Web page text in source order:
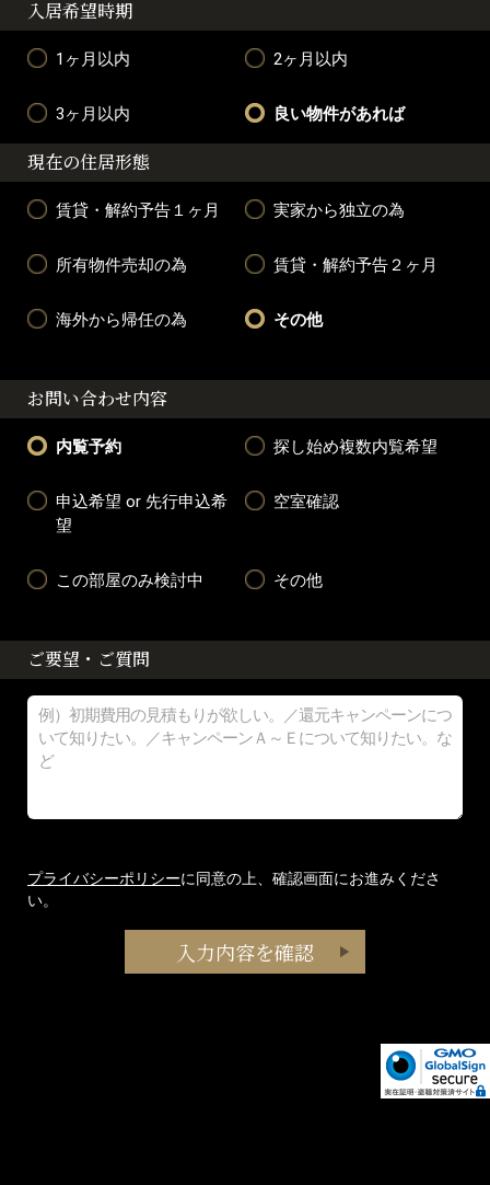
入居希望時期
1ヶ月以内 2ヶ月以内
3ヶ月以内 良い物件があれば
現在の住居形態
賃貸・解約予告１ヶ月 実家から独立の為
所有物件売却の為 賃貸・解約予告２ヶ月
海外から帰任の為 その他
お問い合わせ内容
内覧予約 探し始め複数内覧希望
申込希望 or 先行申込希
望
空室確認
この部屋のみ検討中 その他
ご要望・ご質問
プライバシーポリシーに同意の上、確認画面にお進みくださ
い。